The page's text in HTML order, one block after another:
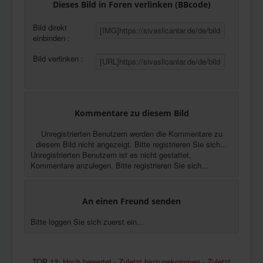
Dieses Bild in Foren verlinken (BBcode)
Bild direkt
einbinden :
Bild verlinken :
Kommentare zu diesem Bild
Unregistrierten Benutzern werden die Kommentare zu
diesem Bild nicht angezeigt. Bitte registrieren Sie sich...
Unregistrierten Benutzern ist es nicht gestattet,
Kommentare anzulegen. Bitte registrieren Sie sich...
An einen Freund senden
Bitte loggen Sie sich zuerst ein...